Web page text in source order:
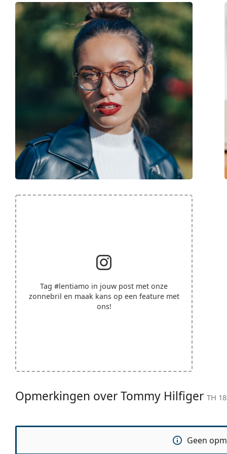
Tag #lentiamo in jouw post met onze
zonnebril en maak kans op een feature met
ons!
Opmerkingen over Tommy Hilfiger TH
Geen